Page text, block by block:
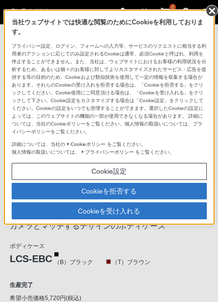
0
デジタル一眼カメラ α（アルファ）
ボディケース
LCS-EBC
DISCONTINUED 生産完了
カメラとマッチするデザインのボディケース
ボディケース
LCS-EBC （B）ブラック （T）ブラウン
生産完了
希望小売価格5,720円(税込)
当社ウェブサイトでは快適な閲覧のためにCookieを利用しておりま
す。
プライバシー設定、ログイン、フォームへの入力等、サービスのリクエストに相当する利
用者のアクションに応じてのみ設定されるCookieは通常、必須Cookieと呼ばれ、利用を
停止することができません。また、当社は、ウェブサイトにおけるお客様の利用状況を分
析するため、あるいは個々のお客様に対してよりカスタマイズされたサービス・広告を提
供する等の目的のため、Cookieおよび類似技術を使用して一定の情報を収集する場合が
あります。それらのCookieの受け入れを拒否する場合は、「Cookieを拒否する」をクリ
ックしてください。Cookie使用にご同意頂ける場合は、「Cookieを受け入れる」をクリ
ックして下さい。Cookie設定をカスタマイズする場合は「Cookie設定」をクリックして
ください。Cookieの設定をいつでも管理することができます。選択したCookieの設定に
よっては、このウェブサイトの機能の一部が使用できなくなる場合があります。 詳細に
ついては、当社のCookieポリシーをご覧ください。個人情報の取扱いについては、プラ
イバシーポリシーをご覧ください。
詳細については、当社の Cookieポリシー をご覧ください。
個人情報の取扱いについては、
プライバシーポリシー をご覧ください。
Cookie設定
Cookieを拒否する
Cookieを受け入れる